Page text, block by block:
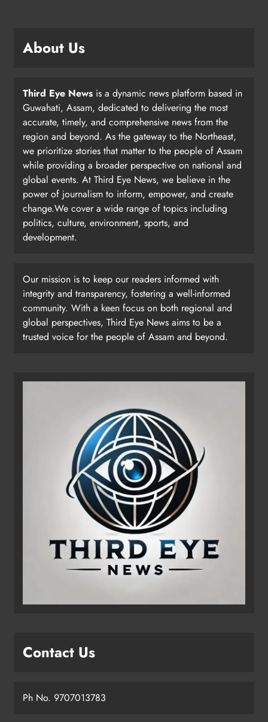
About Us
Third Eye News is a dynamic news platform based in
Guwahati, Assam, dedicated to delivering the most
accurate, timely, and comprehensive news from the
region and beyond. As the gateway to the Northeast,
we prioritize stories that matter to the people of Assam
while providing a broader perspective on national and
global events. At Third Eye News, we believe in the
power of journalism to inform, empower, and create
change.We cover a wide range of topics including
politics, culture, environment, sports, and
development.
Our mission is to keep our readers informed with
integrity and transparency, fostering a well-informed
community. With a keen focus on both regional and
global perspectives, Third Eye News aims to be a
trusted voice for the people of Assam and beyond.
Contact Us
Ph No. 9707013783